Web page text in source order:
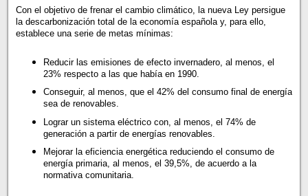
Con el objetivo de frenar el cambio climático, la nueva Ley persigue
la descarbonización total de la economía española y, para ello,
establece una serie de metas mínimas:
Reducir las emisiones de efecto invernadero, al menos, el
23% respecto a las que había en 1990.
Conseguir, al menos, que el 42% del consumo final de energía
sea de renovables.
Lograr un sistema eléctrico con, al menos, el 74% de
generación a partir de energías renovables.
Mejorar la eficiencia energética reduciendo el consumo de
energía primaria, al menos, el 39,5%, de acuerdo a la
normativa comunitaria.